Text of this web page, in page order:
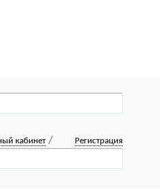
кабинет / Регистрация